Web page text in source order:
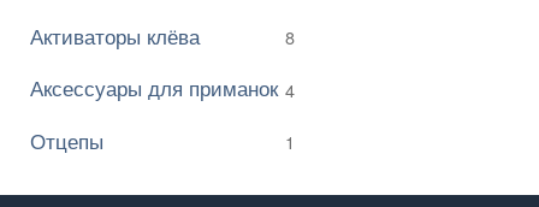
Активаторы клёва 8
Аксессуары для приманок 4
Отцепы 1